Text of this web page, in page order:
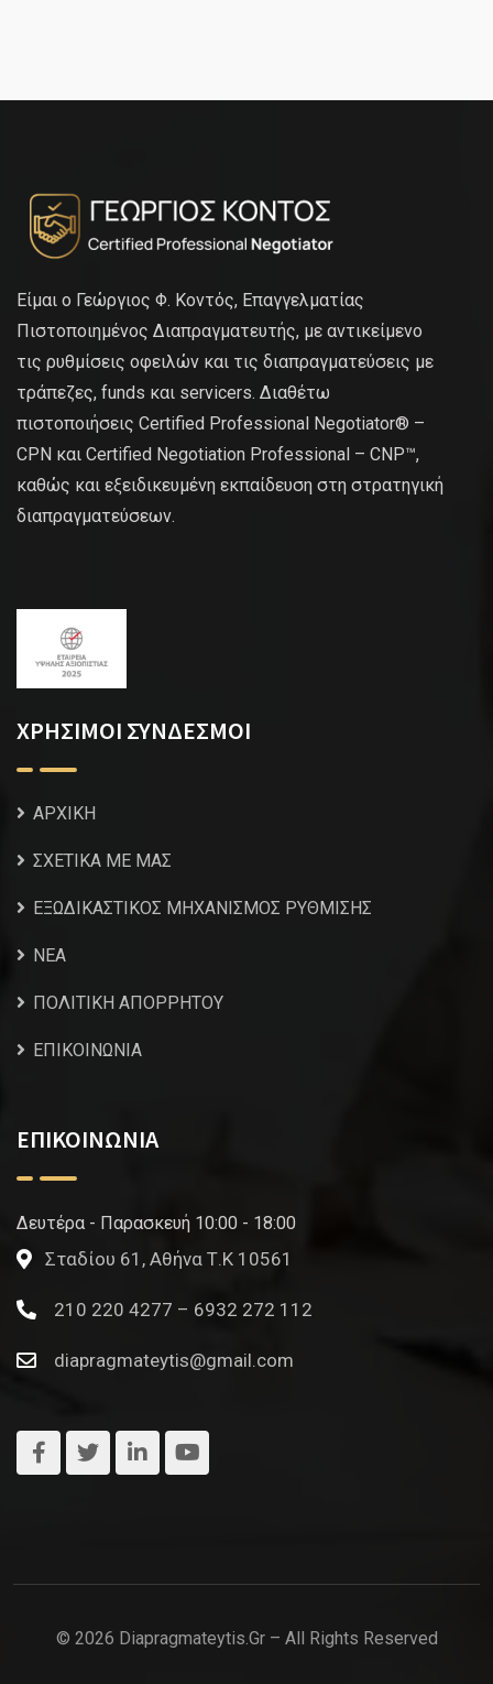
Είμαι ο Γεώργιος Φ. Κοντός, Επαγγελματίας
Πιστοποιημένος Διαπραγματευτής, με αντικείμενο
τις ρυθμίσεις οφειλών και τις διαπραγματεύσεις με
τράπεζες, funds και servicers. Διαθέτω
πιστοποιήσεις Certified Professional Negotiator® –
CPN και Certified Negotiation Professional – CNP™,
καθώς και εξειδικευμένη εκπαίδευση στη στρατηγική
διαπραγματεύσεων.
ΧΡΗΣΙΜΟΙ ΣΥΝΔΕΣΜΟΙ
ΑΡΧΙΚΗ
ΣΧΕΤΙΚΑ ΜΕ ΜΑΣ
ΕΞΩΔΙΚΑΣΤΙΚΟΣ ΜΗΧΑΝΙΣΜΟΣ ΡΥΘΜΙΣΗΣ
NEA
ΠΟΛΙΤΙΚΗ ΑΠΟΡΡΗΤΟΥ
ΕΠΙΚΟΙΝΩΝΙΑ
ΕΠΙΚΟΙΝΩΝΙΑ
Δευτέρα - Παρασκευή 10:00 - 18:00
Σταδίου 61, Αθήνα Τ.Κ 10561
210 220 4277 – 6932 272 112
diapragmateytis@gmail.com
© 2026 Diapragmateytis.gr – All Rights Reserved